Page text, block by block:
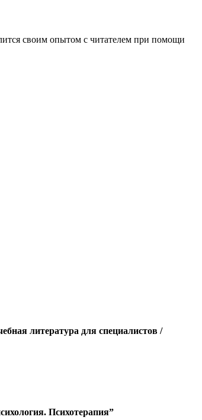
своим опытом с читателем при помощи
литература для специалистов /
Психотерапия”